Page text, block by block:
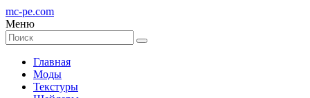
mc-pe.com
Меню
Главная
Моды
Текстуры